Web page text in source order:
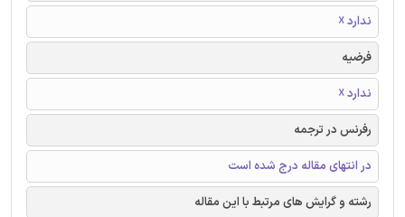
ندارد ☓
فرضیه
ندارد ☓
رفرنس در ترجمه
در انتهای مقاله درج شده است
رشته و گرایش های مرتبط با این مقاله